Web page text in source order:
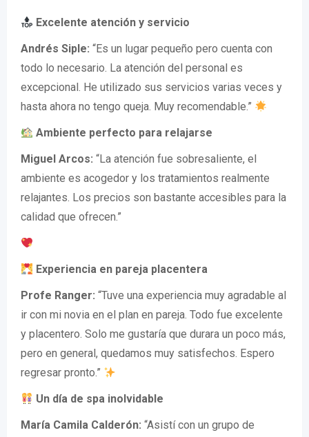
Excelente atención y servicio
Andrés Siple: “Es un lugar pequeño pero cuenta con
todo lo necesario. La atención del personal es
excepcional. He utilizado sus servicios varias veces y
hasta ahora no tengo queja. Muy recomendable.”
Ambiente perfecto para relajarse
Miguel Arcos: “La atención fue sobresaliente, el
ambiente es acogedor y los tratamientos realmente
relajantes. Los precios son bastante accesibles para la
calidad que ofrecen.”
Experiencia en pareja placentera
Profe Ranger: “Tuve una experiencia muy agradable al
ir con mi novia en el plan en pareja. Todo fue excelente
y placentero. Solo me gustaría que durara un poco más,
pero en general, quedamos muy satisfechos. Espero
regresar pronto.”
Un día de spa inolvidable
María Camila Calderón: “Asistí con un grupo de